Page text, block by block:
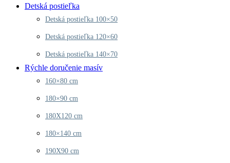
Detská postieľka
Detská postieľka 100×50
Detská postieľka 120×60
Detská postieľka 140×70
Rýchle doručenie masív
160×80 cm
180×90 cm
180X120 cm
180×140 cm
190X90 cm